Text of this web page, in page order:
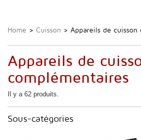
Home > Cuisson > Appareils de cuisson
Appareils de
complémentaires
Il y a 62 produits.
Sous-catégories